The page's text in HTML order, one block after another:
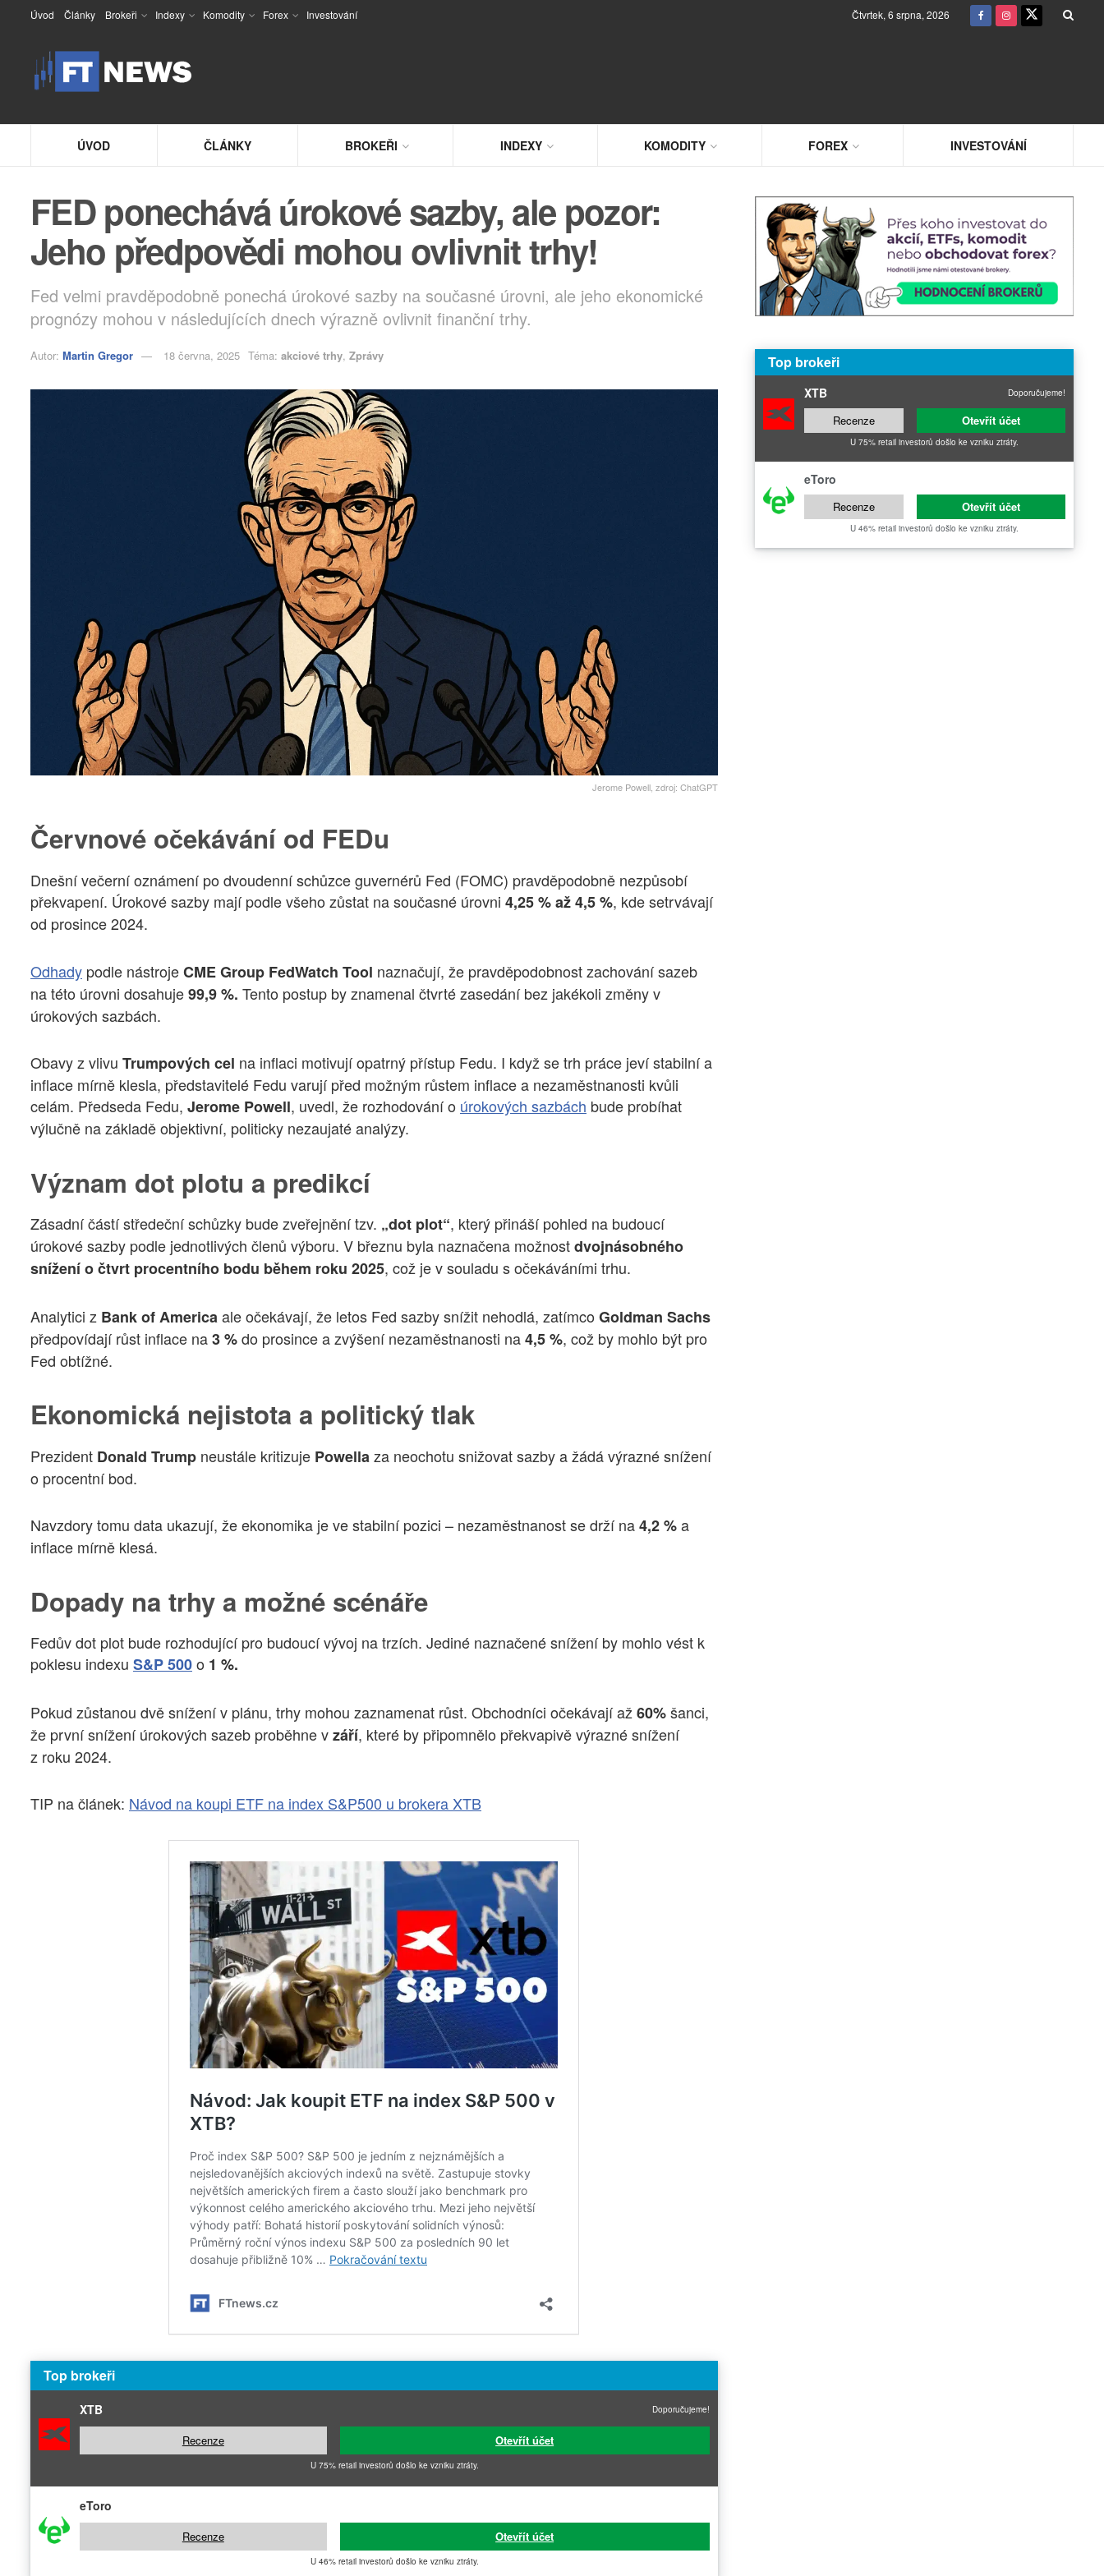
Úvod Články Brokeři Indexy Komodity Forex Investování Čtvrtek, 6 srpna, 2026
ÚVOD ČLÁNKY BROKEŘI INDEXY KOMODITY FOREX INVESTOVÁNÍ
FED ponechává úrokové sazby, ale pozor:
Jeho předpovědi mohou ovlivnit trhy!
Fed velmi pravděpodobně ponechá úrokové sazby na současné úrovni, ale jeho ekonomické
prognózy mohou v následujících dnech výrazně ovlivnit finanční trhy.
Autor: Martin Gregor 18 června, 2025 Téma: akciové trhy, Zprávy
Jerome Powell, zdroj: ChatGPT
Červnové očekávání od FEDu
Dnešní večerní oznámení po dvoudenní schůzce guvernérů Fed (FOMC) pravděpodobně nezpůsobí
překvapení. Úrokové sazby mají podle všeho zůstat na současné úrovni 4,25 % až 4,5 %, kde setrvávají
od prosince 2024.
Odhady podle nástrojeCME Group FedWatch Tool naznačují, že pravděpodobnost zachování sazeb
na této úrovni dosahuje99,9 %. Tento postup by znamenal čtvrté zasedání bez jakékoli změny v
úrokových sazbách.
Obavy z vlivu Trumpových cel na inflaci motivují opatrný přístup Fedu. I když se trh práce jeví stabilní a
inflace mírně klesla, představitelé Fedu varují před možným růstem inflace a nezaměstnanosti kvůli
celám. Předseda Fedu, Jerome Powell, uvedl, že rozhodování o úrokových sazbách bude probíhat
výlučně na základě objektivní, politicky nezaujaté analýzy.
Význam dot plotu a predikcí
Zásadní částí středeční schůzky bude zveřejnění tzv. „dot plot“, který přináší pohled na budoucí
úrokové sazby podle jednotlivých členů výboru. V březnu byla naznačena možnostdvojnásobného
snížení o čtvrt procentního bodu během roku 2025, což je v souladu s očekáváními trhu.
Analytici z Bank of Americaale očekávají, že letos Fed sazby snížit nehodlá, zatímco Goldman Sachs
předpovídají růst inflace na3 %do prosince a zvýšení nezaměstnanosti na4,5 %, což by mohlo být pro
Fed obtížné.
Ekonomická nejistota a politický tlak
Prezident Donald Trump neustále kritizuje Powellaza neochotu snižovat sazby a žádá výrazné snížení
o procentní bod.
Navzdory tomu data ukazují, že ekonomika je ve stabilní pozici – nezaměstnanost se drží na4,2 %a
inflace mírně klesá.
Dopady na trhy a možné scénáře
Fedův dot plot bude rozhodující pro budoucí vývoj na trzích. Jediné naznačené snížení by mohlo vést k
poklesu indexu S&P 500o 1 %.
Pokud zůstanou dvě snížení v plánu, trhy mohou zaznamenat růst. Obchodníci očekávají až 60%šanci,
že první snížení úrokových sazeb proběhne vzáří, které by připomnělo překvapivě výrazné snížení
z roku 2024.
TIP na článek: Návod na koupi ETF na index S&P500 u brokera XTB
Top brokeři
XTB Doporučujeme!
Recenze Otevřít účet
U 75% retail investorů došlo ke vzniku ztráty.
eToro
Recenze Otevřít účet
U 46% retail investorů došlo ke vzniku ztráty.
Top brokeři
XTB Doporučujeme!
Recenze Otevřít účet
U 75% retail investorů došlo ke vzniku ztráty.
eToro
Recenze Otevřít účet
U 46% retail investorů došlo ke vzniku ztráty.